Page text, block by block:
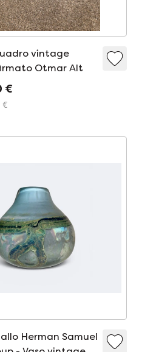
vintage
Otmar Alt
€
€
Herman Samuel